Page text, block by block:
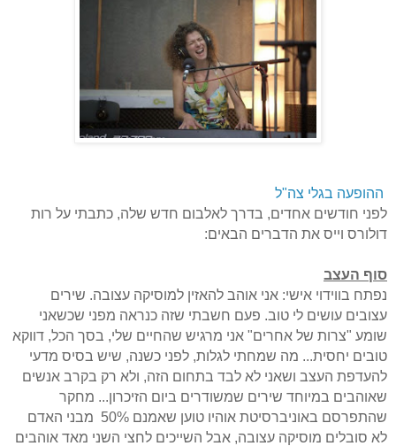
ההופעה בגלי צה"ל
לפני חודשים אחדים, בדרך לאלבום חדש שלה, כתבתי על רות
דולורס וייס את הדברים הבאים:
סוף העצב
נפתח בווידוי אישי: אני אוהב להאזין למוסיקה עצובה. שירים
עצובים עושים לי טוב. פעם חשבתי שזה כנראה מפני שכשאני
שומע "צרות של אחרים" אני מרגיש שהחיים שלי, בסך הכל, דווקא
טובים יחסית... מה שמחתי לגלות, לפני כשנה, שיש בסיס מדעי
להעדפת העצב ושאני לא לבד בתחום הזה, ולא רק בקרב אנשים
שאוהבים במיוחד שירים שמשודרים ביום הזיכרון... מחקר
שהתפרסם באוניברסיטת אוהיו טוען שאמנם 50%
מבני האדם
לא סובלים מוסיקה עצובה, אבל השייכים לחצי השני מאד אוהבים